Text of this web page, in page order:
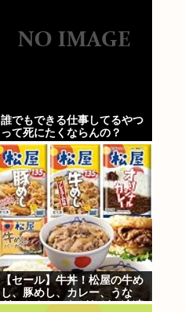
誰でもできる仕事してるやつ
って死にたくならんの？
【セール】牛丼！松屋の牛め
し、豚めし、カレー、うな
ぎ、とんかつなどなどの冷凍